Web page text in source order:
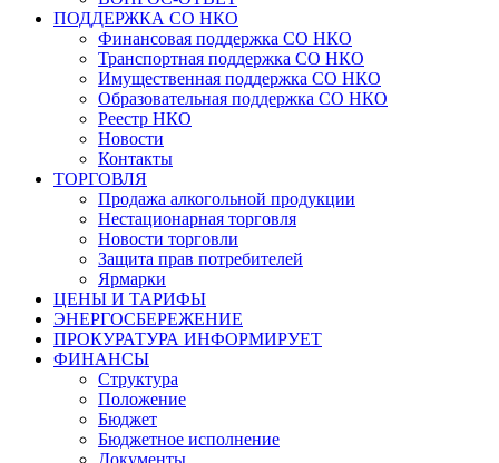
ПОДДЕРЖКА СО НКО
Финансовая поддержка СО НКО
Транспортная поддержка СО НКО
Имущественная поддержка СО НКО
Образовательная поддержка СО НКО
Реестр НКО
Новости
Контакты
ТОРГОВЛЯ
Продажа алкогольной продукции
Нестационарная торговля
Новости торговли
Защита прав потребителей
Ярмарки
ЦЕНЫ И ТАРИФЫ
ЭНЕРГОСБЕРЕЖЕНИЕ
ПРОКУРАТУРА ИНФОРМИРУЕТ
ФИНАНСЫ
Структура
Положение
Бюджет
Бюджетное исполнение